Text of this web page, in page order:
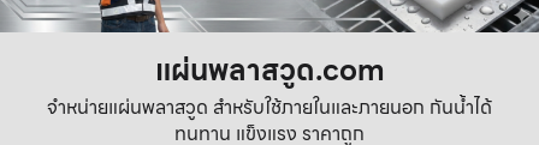
แผ่นพลาสวูด.com
จำหน่ายแผ่นพลาสวูด สำหรับใช้ภายในและภายนอก กันน้ำได้
ทนทาน แข็งแรง ราคาถูก